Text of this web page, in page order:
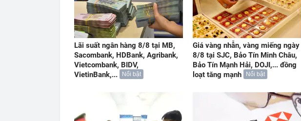
Lãi suất ngân hàng 8/8 tại MB,
Sacombank, HDBank, Agribank,
Vietcombank, BIDV,
VietinBank,...
Nổi bật
Giá vàng nhẫn, vàng miếng ngày
8/8 tại SJC, Bảo Tín Minh Châu,
Bảo Tín Mạnh Hải, DOJI,... đồng
loạt tăng mạnh
Nổi bật